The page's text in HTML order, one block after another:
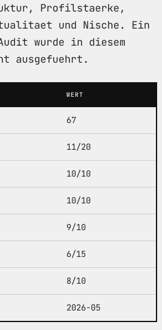
Profilstaerke,
und Nische. Ein
wurde in diesem
ausgefuehrt.
WERT
67
11/20
10/10
10/10
9/10
6/15
8/10
2026-05